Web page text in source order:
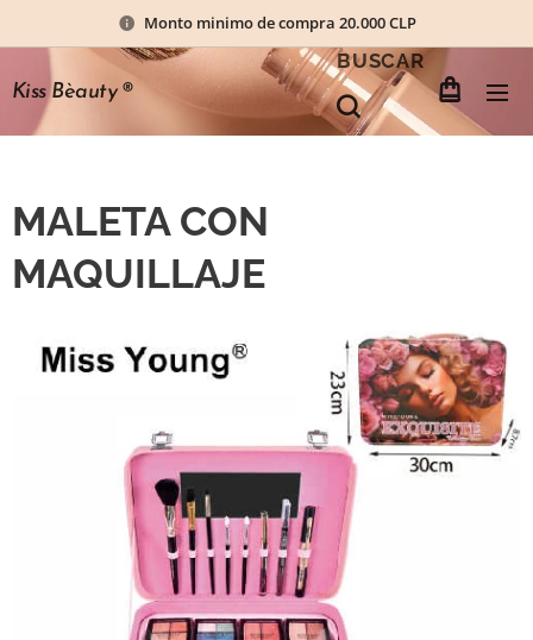
Monto minimo de compra 20.000 CLP
Kiss Bèauty®
BUSCAR
MALETA CON
MAQUILLAJE